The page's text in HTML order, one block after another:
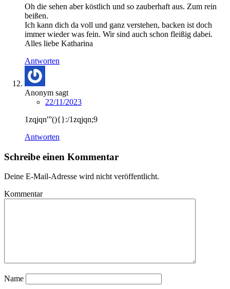
Oh die sehen aber köstlich und so zauberhaft aus. Zum rein
beißen.
Ich kann dich da voll und ganz verstehen, backen ist doch
immer wieder was fein. Wir sind auch schon fleißig dabei.
Alles liebe Katharina
Antworten
Anonym sagt
22/11/2023
1zqjqn'”(){}:/1zqjqn;9
Antworten
Schreibe einen Kommentar
Deine E-Mail-Adresse wird nicht veröffentlicht.
Kommentar
Name